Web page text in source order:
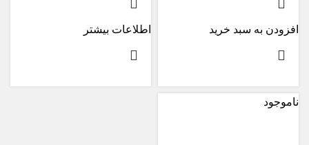
افزودن به سبد خرید اطلاعات بیشتر
ناموجود